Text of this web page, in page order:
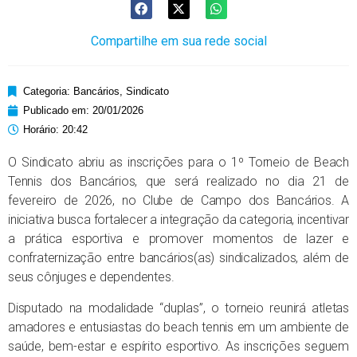
Compartilhe em sua rede social
Categoria: Bancários, Sindicato
Publicado em: 20/01/2026
Horário: 20:42
O Sindicato abriu as inscrições para o 1º Torneio de Beach
Tennis dos Bancários, que será realizado no dia 21 de
fevereiro de 2026, no Clube de Campo dos Bancários. A
iniciativa busca fortalecer a integração da categoria, incentivar
a prática esportiva e promover momentos de lazer e
confraternização entre bancários(as) sindicalizados, além de
seus cônjuges e dependentes.
Disputado na modalidade “duplas”, o torneio reunirá atletas
amadores e entusiastas do beach tennis em um ambiente de
saúde, bem-estar e espírito esportivo. As inscrições seguem